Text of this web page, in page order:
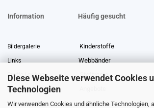
Diese Webseite verwendet Cookies
Technologien
Wir verwenden Cookies und ähnliche Technologien,
Information Häufig gesucht
Bildergalerie Kinderstoffe
Links Webbänder
Stoffe Lexikon Stoffreste
Über uns
Gewerberabatt Meterware